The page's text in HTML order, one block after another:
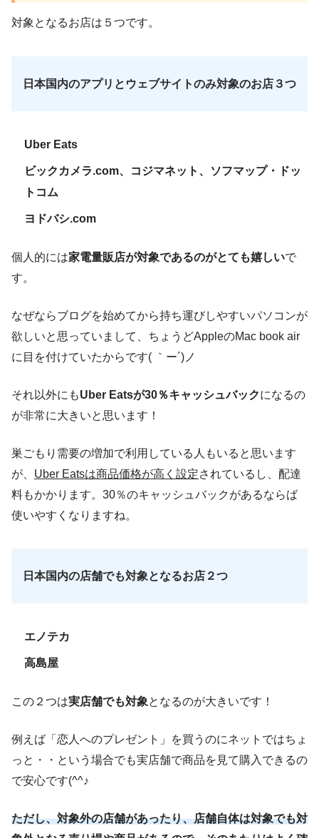
対象となるお店は５つです。
日本国内のアプリとウェブサイトのみ対象のお店３つ
Uber Eats
ビックカメラ.com、コジマネット、ソフマップ・ドッ
トコム
ヨドバシ.com
個人的には家電量販店が対象であるのがとても嬉しいで
す。
なぜならブログを始めてから持ち運びしやすいパソコンが
欲しいと思っていまして、ちょうどAppleのMac book air
に目を付けていたからです( ｀ー´)ノ
それ以外にもUber Eatsが30％キャッシュバックになるの
が非常に大きいと思います！
巣ごもり需要の増加で利用している人もいると思います
が、 Uber Eatsは商品価格が高く設定されているし、配達
料もかかります。30％のキャッシュバックがあるならば
使いやすくなりますね。
日本国内の店舗でも対象となるお店２つ
エノテカ
高島屋
この２つは実店舗でも対象となるのが大きいです！
例えば「恋人へのプレゼント」を買うのにネットではちょ
っと・・という場合でも実店舗で商品を見て購入できるの
で安心です(^^♪
ただし、対象外の店舗があったり、店舗自体は対象でも対